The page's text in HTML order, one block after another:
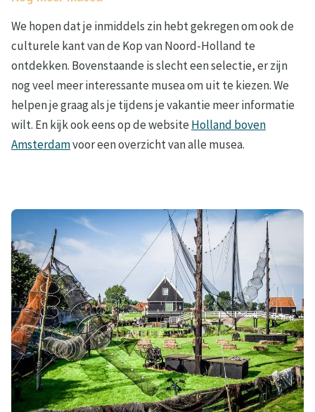
We hopen dat je inmiddels zin hebt gekregen om ook de
culturele kant van de Kop van Noord-Holland te
ontdekken. Bovenstaande is slecht een selectie, er zijn
nog veel meer interessante musea om uit te kiezen. We
helpen je graag als je tijdens je vakantie meer informatie
wilt. En kijk ook eens op de website Holland boven
Amsterdamvoor een overzicht van alle musea.